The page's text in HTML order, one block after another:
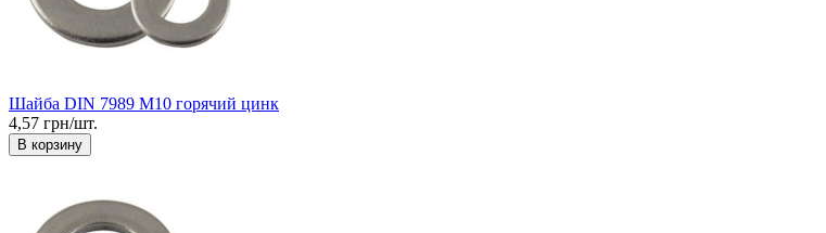
Шайба DIN 7989 М10 горячий цинк
4,57 грн/шт.
В корзину